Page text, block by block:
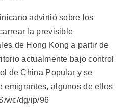
advirtió sobre los
la previsible
de Hong Kong a partir de
actualmente bajo control
de China Popular y se
emigrantes, algunos de ellos
wc/dg/ip/96